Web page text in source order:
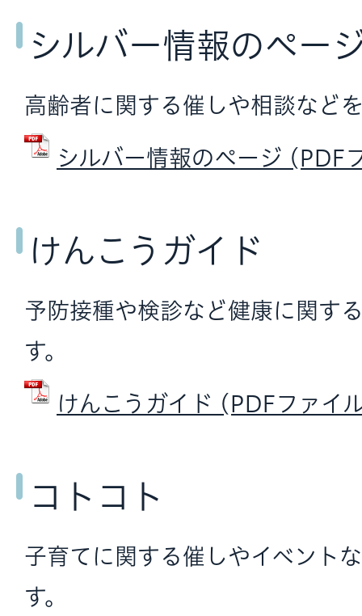
シルバー情報のペー
高齢者に関する催しや相談など
シルバー情報のページ (PDF
けんこうガイド
予防接種や検診など健康に関す
す。
けんこうガイド (PDFファイ
コトコト
子育てに関する催しやイベント
す。